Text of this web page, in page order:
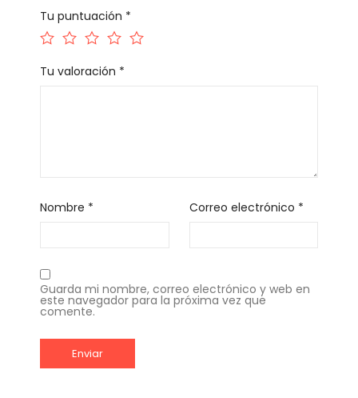
Tu puntuación *
Tu valoración *
Nombre * Correo electrónico *
Guarda mi nombre, correo electrónico y web en
este navegador para la próxima vez que
comente.